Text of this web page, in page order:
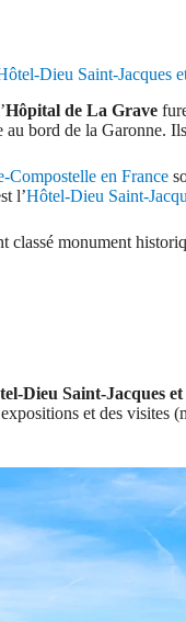
Dieu Saint-Jacques
Hôpital de La Grave
bord de la Garonne.
Compostelle en France
l’Hôtel-Dieu Saint-
classé monument
Dieu Saint-Jacques
et des visites